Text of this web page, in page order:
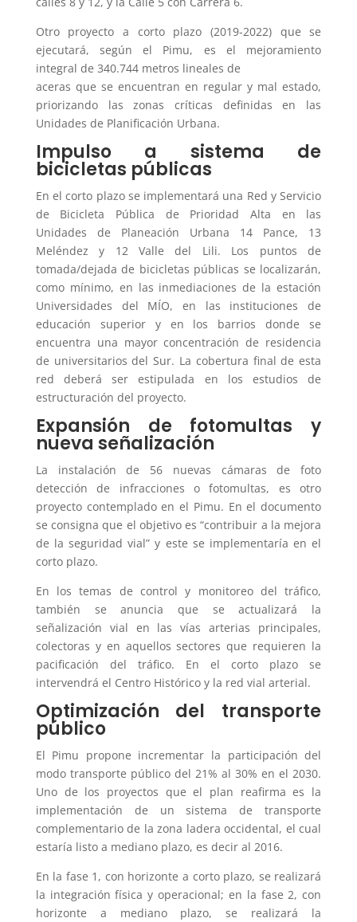
Otro proyecto a corto plazo (2019-2022) que se
ejecutará, según el Pimu, es el mejoramiento
integral de 340.744 metros lineales de
aceras que se encuentran en regular y mal estado,
priorizando las zonas críticas definidas en las
Unidades de Planificación Urbana.
Impulso a sistema de
bicicletas públicas
En el corto plazo se implementará una Red y Servicio
de Bicicleta Pública de Prioridad Alta en las
Unidades de Planeación Urbana 14 Pance, 13
Meléndez y 12 Valle del Lili. Los puntos de
tomada/dejada de bicicletas públicas se localizarán,
como mínimo, en las inmediaciones de la estación
Universidades del MÍO, en las instituciones de
educación superior y en los barrios donde se
encuentra una mayor concentración de residencia
de universitarios del Sur. La cobertura final de esta
red deberá ser estipulada en los estudios de
estructuración del proyecto.
Expansión de fotomultas y
nueva señalización
La instalación de 56 nuevas cámaras de foto
detección de infracciones o fotomultas, es otro
proyecto contemplado en el Pimu. En el documento
se consigna que el objetivo es “contribuir a la mejora
de la seguridad vial” y este se implementaría en el
corto plazo.
En los temas de control y monitoreo del tráfico,
también se anuncia que se actualizará la
señalización vial en las vías arterias principales,
colectoras y en aquellos sectores que requieren la
pacificación del tráfico. En el corto plazo se
intervendrá el Centro Histórico y la red vial arterial.
Optimización del transporte
público
El Pimu propone incrementar la participación del
modo transporte público del 21% al 30% en el 2030.
Uno de los proyectos que el plan reafirma es la
implementación de un sistema de transporte
complementario de la zona ladera occidental, el cual
estaría listo a mediano plazo, es decir al 2016.
En la fase 1, con horizonte a corto plazo, se realizará
la integración física y operacional; en la fase 2, con
horizonte a mediano plazo, se realizará la